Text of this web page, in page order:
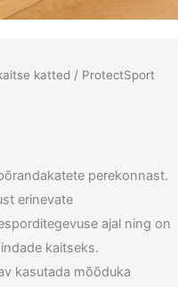
katted / ProtectSport
perekonnast.
erinevate
ajal ning on
kaitseks.
kasutada mõõduka